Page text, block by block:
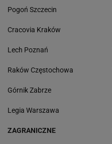
Pogoń Szczecin
Cracovia Kraków
Lech Poznań
Raków Częstochowa
Górnik Zabrze
Legia Warszawa
ZAGRANICZNE